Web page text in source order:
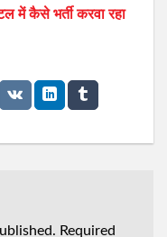
में कैसे भर्ती करवा रहा
Required